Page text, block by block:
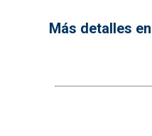
Más detalles